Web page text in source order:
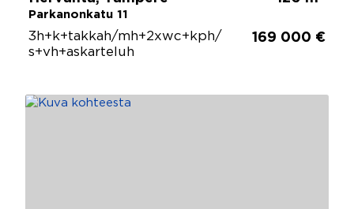
Parkanonkatu 11
3h+k+takkah/mh+2xwc+kph/
s+vh+askarteluh
169 000 €